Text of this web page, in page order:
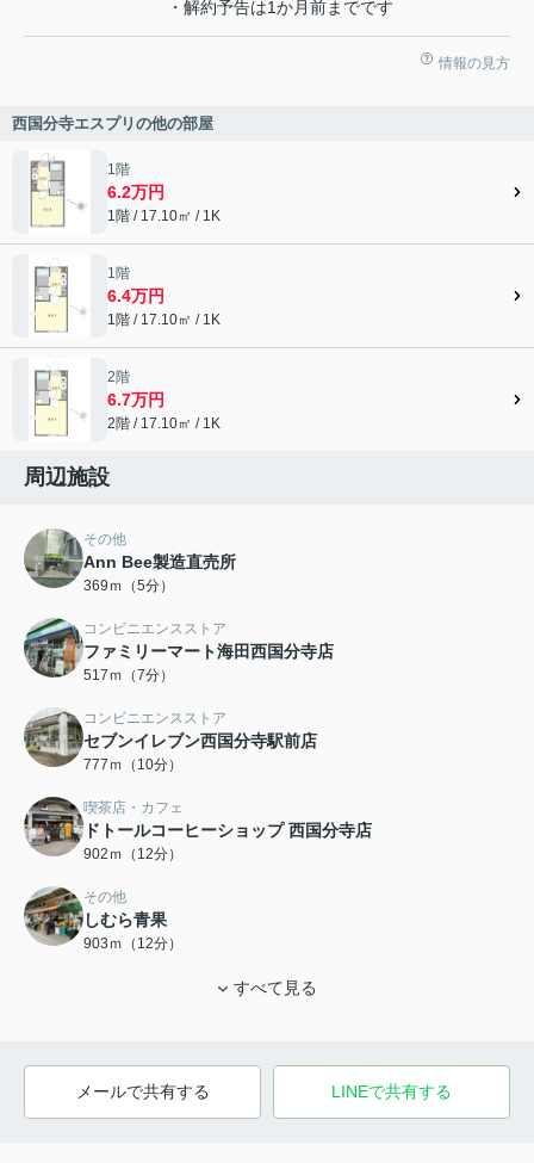
・解約予告は1か月前までです
情報の見方
西国分寺エスプリの他の部屋
1階
6.2万円
1階 / 17.10㎡ / 1K
1階
6.4万円
1階 / 17.10㎡ / 1K
2階
6.7万円
2階 / 17.10㎡ / 1K
周辺施設
その他
Ann Bee製造直売所
369ｍ（5分）
コンビニエンスストア
ファミリーマート海田西国分寺店
517ｍ（7分）
コンビニエンスストア
セブンイレブン西国分寺駅前店
777ｍ（10分）
喫茶店・カフェ
ドトールコーヒーショップ 西国分寺店
902ｍ（12分）
その他
しむら青果
903ｍ（12分）
すべて見る
メールで共有する LINEで共有する